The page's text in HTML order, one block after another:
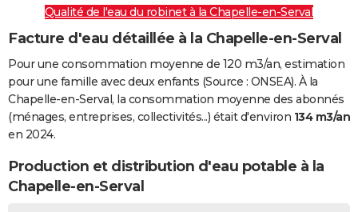
Qualité de l'eau du robinet à la Chapelle-en-Serval
Facture d'eau détaillée à la Chapelle-en-Serval
Pour une consommation moyenne de 120 m3/an, estimation
pour une famille avec deux enfants (Source : ONSEA). À la
Chapelle-en-Serval, la consommation moyenne des abonnés
(ménages, entreprises, collectivités...) était d'environ 134 m3/an
en 2024.
Production et distribution d'eau potable à la
Chapelle-en-Serval